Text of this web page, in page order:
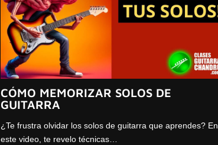
CÓMO MEMORIZAR SOLOS DE
GUITARRA
¿Te frustra olvidar los solos de guitarra que aprendes? En
este video, te revelo técnicas…